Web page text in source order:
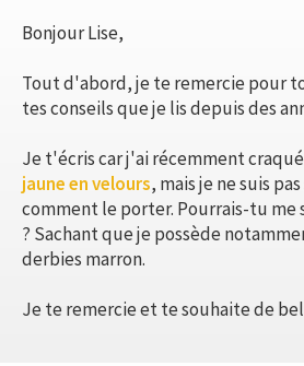
Bonjour Lise,
Tout d'abord, je te remercie pour
tes conseils que je lis depuis des
Je t'écris car j'ai récemment
jaune en velours, mais je ne suis
comment le porter. Pourrais-tu me
? Sachant que je possède
derbies marron.
Je te remercie et te souhaite de